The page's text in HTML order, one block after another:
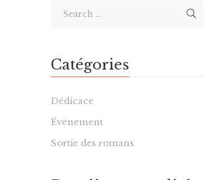
Catégories
Dédicace
Événement
Sortie des romans